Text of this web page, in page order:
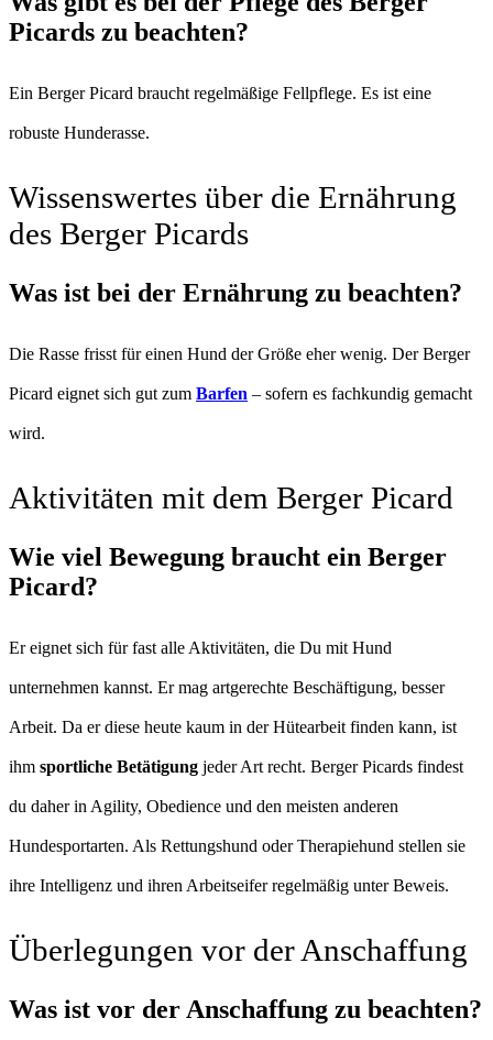
Picards zu beachten?
Ein Berger Picard braucht regelmäßige Fellpflege. Es ist eine
robuste Hunderasse.
Wissenswertes über die Ernährung
des Berger Picards
Was ist bei der Ernährung zu beachten?
Die Rasse frisst für einen Hund der Größe eher wenig. Der Berger
Picard eignet sich gut zum Barfen – sofern es fachkundig gemacht
wird.
Aktivitäten mit dem Berger Picard
Wie viel Bewegung braucht ein Berger
Picard?
Er eignet sich für fast alle Aktivitäten, die Du mit Hund
unternehmen kannst. Er mag artgerechte Beschäftigung, besser
Arbeit. Da er diese heute kaum in der Hütearbeit finden kann, ist
ihm sportliche Betätigung jeder Art recht. Berger Picards findest
du daher in Agility, Obedience und den meisten anderen
Hundesportarten. Als Rettungshund oder Therapiehund stellen sie
ihre Intelligenz und ihren Arbeitseifer regelmäßig unter Beweis.
Überlegungen vor der Anschaffung
Was ist vor der Anschaffung zu beachten?